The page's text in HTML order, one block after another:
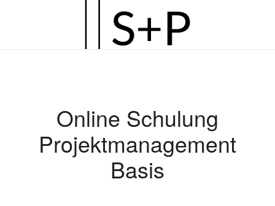
Online Schulung
Projektmanagement
Basis